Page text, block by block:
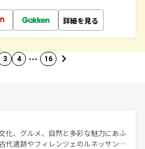
詳細を見る
3 4 … 16
化、グルメ、自然と多彩な魅力にあふ
代遺跡やフィレンツェのルネッサンス